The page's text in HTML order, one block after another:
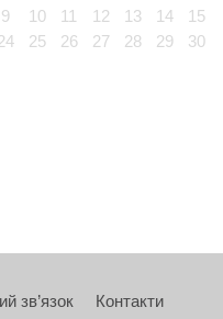
9 10 11 12 13 14
15
25 26 27 28 29
30
зв’язок Контакти